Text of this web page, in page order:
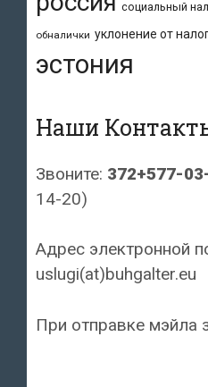
социальный
обналички уклонение от
эстония
Наши
Звоните: 372+577-
14-20)
Адрес электронной
uslugi(at)buhgalter.eu
При отправке мэйла